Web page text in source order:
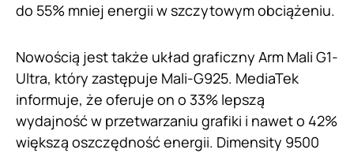
do 55% mniej energii w szczytowym obciążeniu.
Nowością jest także układ graficzny Arm Mali G1-
Ultra, który zastępuje Mali-G925. MediaTek
informuje, że oferuje on o 33% lepszą
wydajność w przetwarzaniu grafiki i nawet o 42%
większą oszczędność energii. Dimensity 9500